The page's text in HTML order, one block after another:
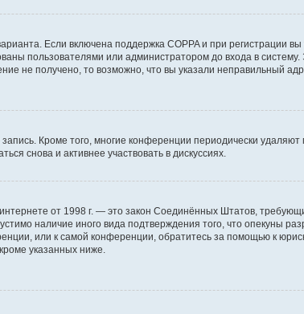
Если включена поддержка COPPA и при регистрации
пользователями или администратором до входа в
не получено, то возможно, что вы указали неправильный
Кроме того, многие конференции периодически
снова и активнее участвовать в дискуссиях.
от 1998 г. — это закон Соединённых Штатов,
наличие иного вида подтверждения того, что опекуны
или к самой конференции, обратитесь за помощью к
указанных ниже.